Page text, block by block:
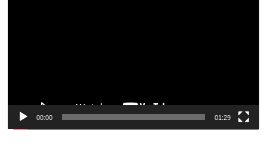
00:00 01:29